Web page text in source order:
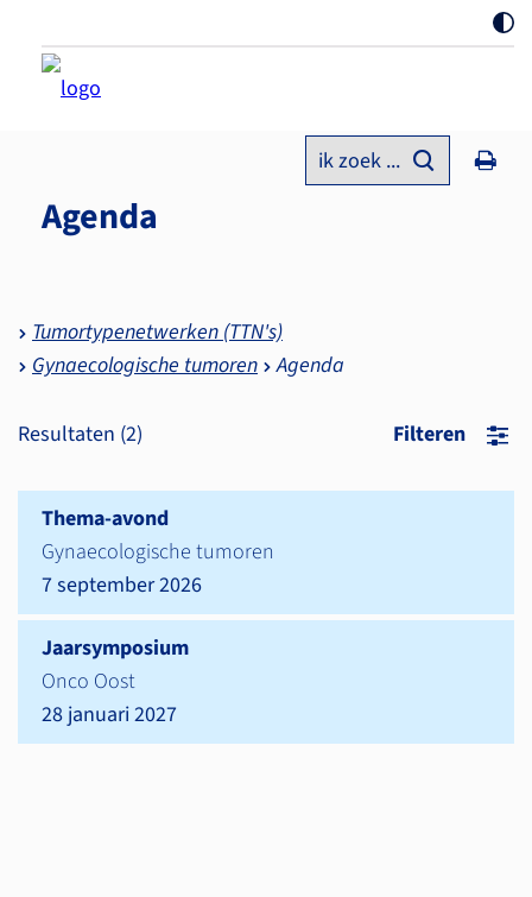
ik zoek ...
Agenda
Tumortypenetwerken (TTN's)
Gynaecologische tumoren
Agenda
Resultaten (2) Filteren
Thema-avond
Gynaecologische tumoren
7 september 2026
Jaarsymposium
Onco Oost
28 januari 2027